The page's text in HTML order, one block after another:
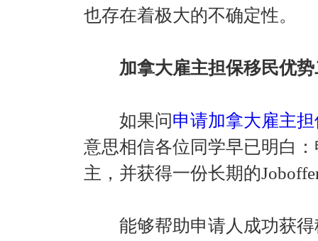
也存在着极大的不确定性。
加拿大雇主担保移民优
如果问申请加拿大雇主
意思相信各位同学早已明白
主，并获得一份长期的
能够帮助申请人成功获得